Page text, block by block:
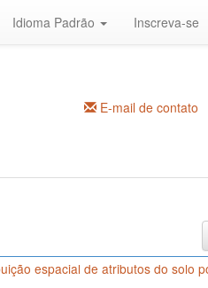
Idioma Padrão Inscreva-se
E-mail de contato
espacial de atributos do solo